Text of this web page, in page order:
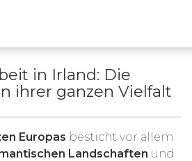
in Irland: Die
ihrer ganzen Vielfalt
Europas besticht vor allem
Landschaften und